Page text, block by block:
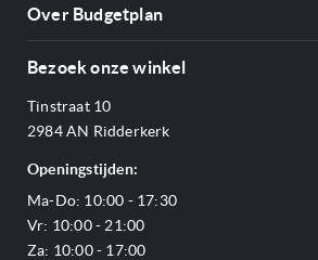
Kookplaten
Afzuigkappen
Ovens
Stoomovens
Magnetrons
Vaatwassers
Complete keukens
Outlet
Betalen
Veelgestelde vragen
Service & garantie
Sitemap
Over Budgetplan
Adres & Route
Reviews Budgetplan
Blog
Bezoek onze winkel
Tinstraat 10
2984 AN Ridderkerk
Openingstijden:
Ma-Do: 10:00 - 17:30
Vr: 10:00 - 21:00
Za: 10:00 - 17:00